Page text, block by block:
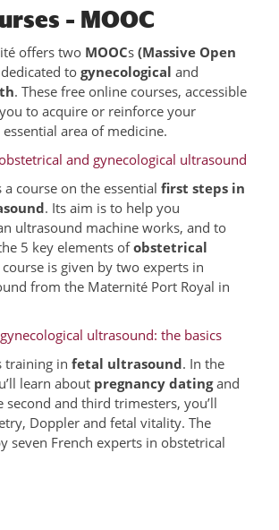
– MOOC
offers two MOOCs (Massive Open
to gynecological and
. These free online courses, accessible
to acquire or reinforce your
area of medicine.
and gynecological ultrasound
course on the essential first steps in
. Its aim is to help you
ultrasound machine works, and to
5 key elements ofobstetrical
course is given by two experts in
from the Maternité Port Royal in
ultrasound: the basics
training in fetal ultrasound. In the
learn about pregnancy datingand
second and third trimesters, you’ll
Doppler and fetal vitality. The
seven French experts in obstetrical